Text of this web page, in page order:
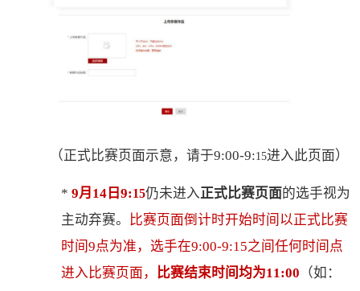
（正式比赛页面示意，请于9:00-9:15进入此页面）
* 9月 14日 9:15仍未进入正式比赛页面的选手视为
主动弃赛。
比赛页面倒计时开始时间以正式比赛
时间9点为准 ， 选手在9:00-9:15之间任何时间点
进入比赛页面，
比赛结束时间均为11:00 （如：